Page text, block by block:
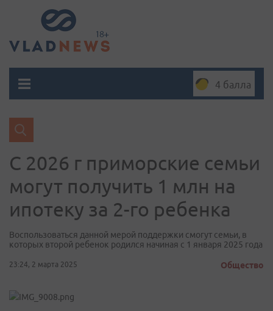
4 балла
С 2026 г приморские семьи
могут получить 1 млн на
ипотеку за 2-го ребенка
Воспользоваться данной мерой поддержки смогут семьи, в
которых второй ребенок родился начиная с 1 января 2025 года
23:24, 2 марта 2025 Общество